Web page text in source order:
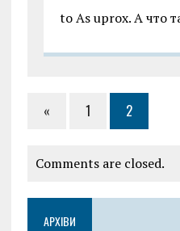
to As uprox. A что
« 1 2
Comments are closed.
АРХІВИ